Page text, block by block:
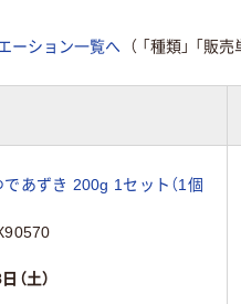
ーション一覧へ （ 「種類」 「販
あずき 200g 1セット（1個
（土）